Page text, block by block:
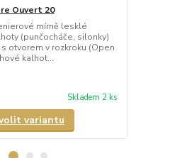
Ouvert 20
mírně lesklé
(punčocháče, silonky)
otvorem v rozkroku (Open
kalhot...
Skladem 2 ks
variantu